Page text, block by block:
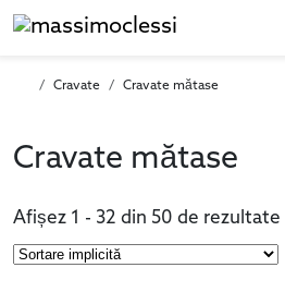
Cravate Cravate mătase
Cravate mătase
Afișez 1 - 32 din 50 de rezultate